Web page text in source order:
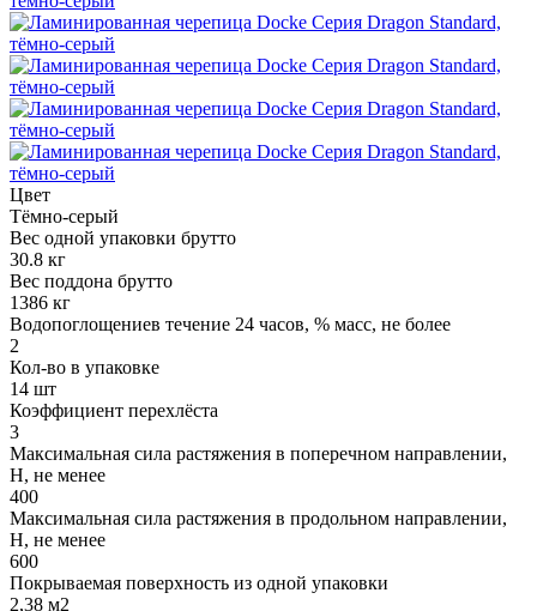
Цвет
Тёмно-серый
Вес одной упаковки брутто
30.8 кг
Вес поддона брутто
1386 кг
Водопоглощениев течение 24 часов, % масс, не более
2
Кол-во в упаковке
14 шт
Коэффициент перехлёста
3
Максимальная сила растяжения в поперечном направлении,
Н, не менее
400
Максимальная сила растяжения в продольном направлении,
Н, не менее
600
Покрываемая поверхность из одной упаковки
2,38 м2